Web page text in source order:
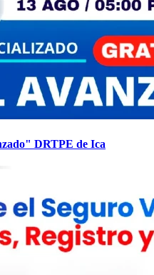
DRTPE de Ica